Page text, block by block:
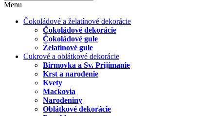
Menu
Čokoládové a želatínové dekorácie
Čokoládové dekorácie
Čokoládové gule
Želatínové gule
Cukrové a oblátkové dekorácie
Birmovka a Sv. Prijímanie
Krst a narodenie
Kvety
Mackovia
Narodeniny
Oblátkové dekorácie